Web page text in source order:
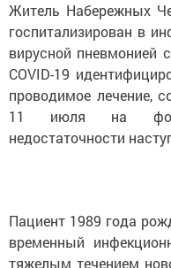
Житель Набережных
госпитализирован в
вирусной пневмонией
COVID-19
проводимое лечение,
11 июля на фоне
недостаточности
Пациент 1989 года
временный
тяжелым течением